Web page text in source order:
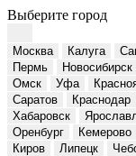
Выберите город
Москва Калуга
Пермь
Новосибирск
Омск
Уфа
Саратов
Краснодар
Хабаровск
Оренбург
Кемерово
Киров
Липецк